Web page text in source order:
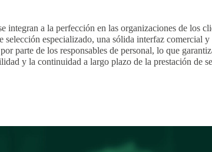
integran a la perfección en las organizaciones de los
selección especializado, una sólida interfaz comercial y
parte de los responsables de personal, lo que
y la continuidad a largo plazo de la prestación de